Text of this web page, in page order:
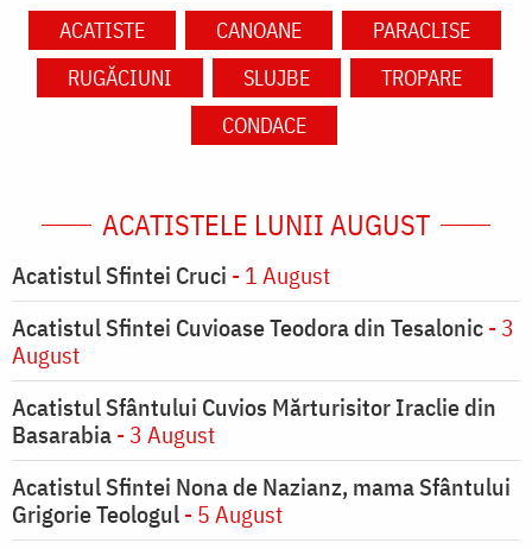
ACATISTE CANOANE
PARACLISE
RUGĂCIUNI
SLUJBE
TROPARE
CONDACE
ACATISTELE LUNII AUGUST
Acatistul Sfintei Cruci - 1 August
Acatistul Sfintei Cuvioase Teodora din Tesalonic- 3
August
Acatistul Sfântului Cuvios Mărturisitor Iraclie din
Basarabia- 3 August
Acatistul Sfintei Nona de Nazianz, mama Sfântului
Grigorie Teologul- 5 August